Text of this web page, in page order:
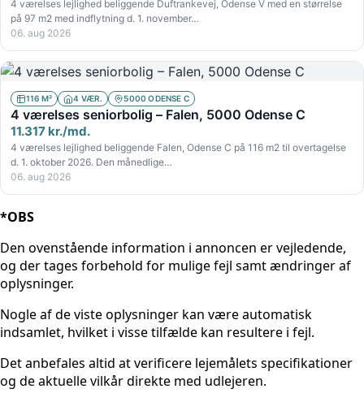
4 værelses lejlighed beliggende Duftrankevej, Odense V med en størrelse
på 97 m2 med indflytning d. 1. november…
06. aug 2026
116 M² 4 VÆR. 5000 ODENSE C
4 værelses seniorbolig – Falen, 5000 Odense C
11.317 kr./md.
4 værelses lejlighed beliggende Falen, Odense C på 116 m2 til overtagelse
d. 1. oktober 2026. Den månedlige…
06. aug 2026
*OBS
Den ovenstående information i annoncen er vejledende,
og der tages forbehold for mulige fejl samt ændringer af
oplysninger.
Nogle af de viste oplysninger kan være automatisk
indsamlet, hvilket i visse tilfælde kan resultere i fejl.
Det anbefales altid at verificere lejemålets specifikationer
og de aktuelle vilkår direkte med udlejeren.